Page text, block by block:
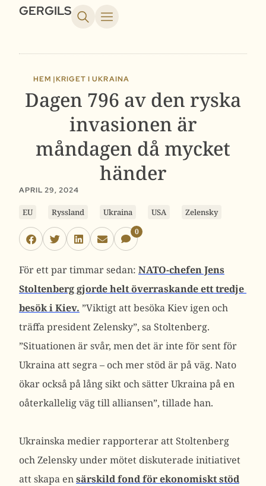
GERGILS
HEM |KRIGET I UKRAINA
Dagen 796 av den ryska
invasionen är
måndagen då mycket
händer
APRIL 29, 2024
EU Ryssland Ukraina USA Zelensky
0
För ett par timmar sedan: NATO-chefen Jens
Stoltenberg gjorde helt överraskande ett tredje
besök i Kiev. ”Viktigt att besöka Kiev igen och
träffa president Zelensky”, sa Stoltenberg.
”Situationen är svår, men det är inte för sent för
Ukraina att segra – och mer stöd är på väg. Nato
ökar också på lång sikt och sätter Ukraina på en
oåterkallelig väg till alliansen”, tillade han.
Ukrainska medier rapporterar att Stoltenberg
och Zelensky under mötet diskuterade initiativet
att skapa ensärskild fond för ekonomiskt stöd